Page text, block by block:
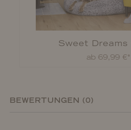
Sweet Dreams
ab 69,99 €*
BEWERTUNGEN (0)